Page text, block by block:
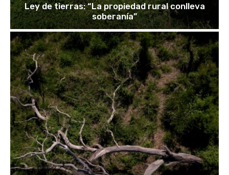
Ley de tierras: “La propiedad rural conlleva
soberanía”